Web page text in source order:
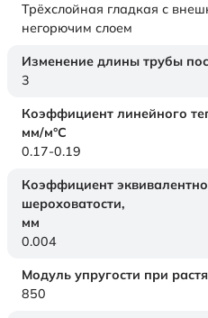
Трёхслойная гладкая с
негорючим слоем
Изменение длины трубы
3
Коэффициент линейного
мм/м°С
0.17-0.19
Коэффициент
шероховатости,
мм
0.004
Модуль упругости при
850